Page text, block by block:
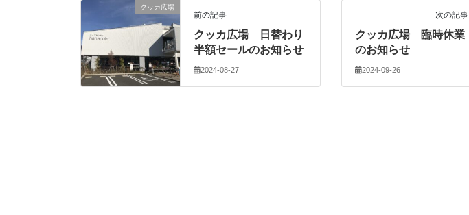
クッカ広場
前の記事
クッカ広場 日替わり
半額セールのお知らせ
2024-08-27
次の記事
クッカ広場 臨時休業
のお知らせ
2024-09-26